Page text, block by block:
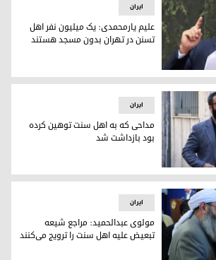
میلیون نفر اهل تسنن در تهران بدون
ایران
علیم یارمحمدی: یک میلیون نفر اهل
تسنن در تهران بدون مسجد هستند
توهین کردە بود بازداشت شد
ایران
مداحی کە بە اهل سنت توهین کردە
بود بازداشت شد
ایران
مولوی عبدالحمید: مراجع شیعه
تبعیض علیه اهل سنت را ترویج می‌کنند